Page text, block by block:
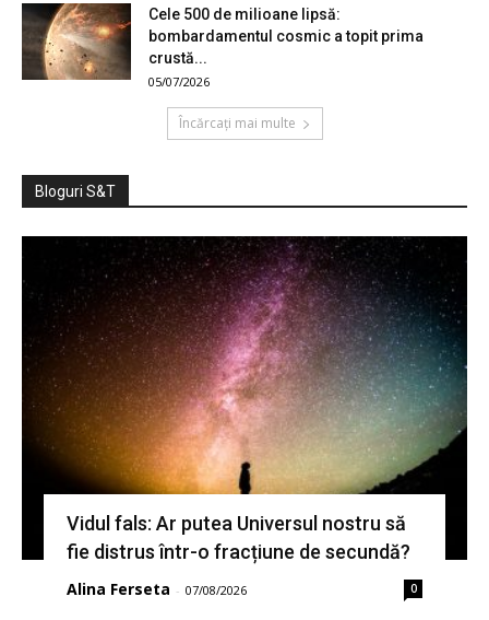
Cele 500 de milioane lipsă:
bombardamentul cosmic a topit prima
crustă...
05/07/2026
Încărcați mai multe
Bloguri S&T
Vidul fals: Ar putea Universul nostru să
fie distrus într-o fracțiune de secundă?
Alina Ferseta - 07/08/2026 0